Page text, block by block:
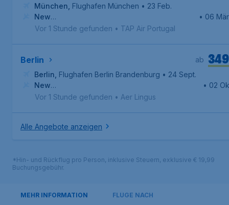
München Flughafen München • 23 Feb.
New
York, Internationaler Flughafen John F. Kennedy
• 06
Vor 1 Stunde gefunden • TAP Air Portugal
Berlin 349
ab
Berlin Flughafen Berlin Brandenburg • 24 Sept.
New
York, Internationaler Flughafen John F. Kennedy
• 02
Vor 1 Stunde gefunden • Aer Lingus
Alle Angebote anzeigen
*Hin- und Rückflug pro Person, inklusive Steuern, exklusive € 19,99
Buchungsgebühr.
MEHR INFORMATION FLÜGE NACH